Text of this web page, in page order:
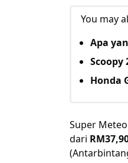
You may
Apa
Scoopy
Honda
Super
dari